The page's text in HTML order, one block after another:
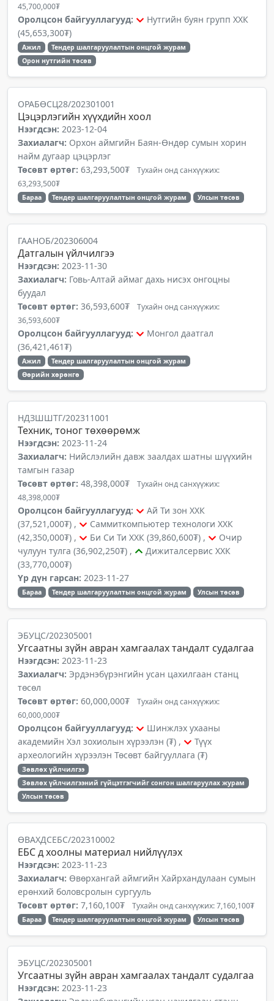
45,700,000₮
Оролцсон байгууллагууд:
Нутгийн буян групп ХХК
(45,653,300₮)
Ажил
Тендер шалгаруулалтын онцгой журам
Орон нутгийн төсөв
ОРАБӨСЦ28/202301001
Цэцэрлэгийн хүүхдийн хоол
Нээгдсэн: 2023-12-04
Захиалагч: Орхон аймгийн Баян-Өндөр сумын хорин
найм дугаар цэцэрлэг
Төсөвт өртөг: 63,293,500₮ Тухайн онд санхүүжих:
63,293,500₮
Бараа Тендер шалгаруулалтын онцгой журам Улсын төсөв
ГААНОБ/202306004
Датгалын үйлчилгээ
Нээгдсэн: 2023-11-30
Захиалагч: Говь-Алтай аймаг дахь нисэх онгоцны
буудал
Төсөвт өртөг: 36,593,600₮ Тухайн онд санхүүжих:
36,593,600₮
Оролцсон байгууллагууд:
Монгол даатгал
(36,421,461₮)
Ажил
Тендер шалгаруулалтын онцгой журам
Өөрийн хөрөнгө
НДЗШШТГ/202311001
Техник, тоног төхөөрөмж
Нээгдсэн: 2023-11-24
Захиалагч: Нийслэлийн давж заалдах шатны шүүхийн
тамгын газар
Төсөвт өртөг: 48,398,000₮ Тухайн онд санхүүжих:
48,398,000₮
Оролцсон байгууллагууд:
Ай Ти зон ХХК
(37,521,000₮) ,
Саммиткомпьютер технологи ХХК
(42,350,000₮) ,
Би Си Ти ХХК (39,860,600₮) ,
Очир
чулуун тулга (36,902,250₮) ,
Дижиталсервис ХХК
(33,770,000₮)
Үр дүн гарсан: 2023-11-27
Бараа Тендер шалгаруулалтын онцгой журам Улсын төсөв
ЭБУЦС/202305001
Угсаатны зүйн авран хамгаалах тандалт судалгаа
Нээгдсэн: 2023-11-23
Захиалагч: Эрдэнэбүрэнгийн усан цахилгаан станц
төсөл
Төсөвт өртөг: 60,000,000₮ Тухайн онд санхүүжих:
60,000,000₮
Оролцсон байгууллагууд:
Шинжлэх ухааны
академийн Хэл зохиолын хүрээлэн (₮) ,
Түүх
археологийн хүрээлэн Төсөвт байгууллага (₮)
Зөвлөх үйлчилгээ
Зөвлөх үйлчилгээний гүйцэтгэгчийг сонгон шалгаруулах журам
Улсын төсөв
ӨВАХДСЕБС/202310002
ЕБС д хоолны материал нийлүүлэх
Нээгдсэн: 2023-11-23
Захиалагч: Өвөрхангай аймгийн Хайрхандулаан сумын
ерөнхий боловсролын сургууль
Төсөвт өртөг: 7,160,100₮ Тухайн онд санхүүжих: 7,160,100₮
Бараа Тендер шалгаруулалтын онцгой журам Улсын төсөв
ЭБУЦС/202305001
Угсаатны зүйн авран хамгаалах тандалт судалгаа
Нээгдсэн: 2023-11-23